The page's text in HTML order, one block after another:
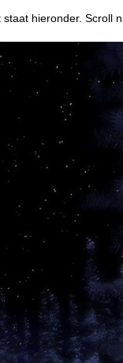
hieronder. Scroll